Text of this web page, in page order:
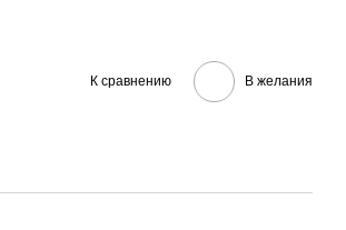
К сравнению В желания